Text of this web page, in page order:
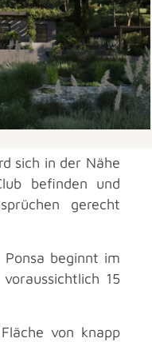
sich in der Nähe
befinden und
gerecht
beginnt im
15
von knapp